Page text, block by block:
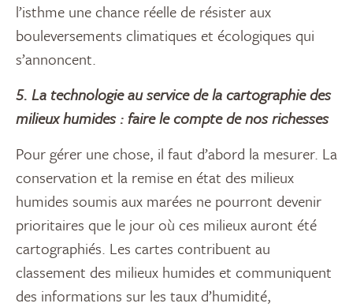
l’isthme une chance réelle de résister aux
bouleversements climatiques et écologiques qui
s’annoncent.
5. La technologie au service de la cartographie des
milieux humides : faire le compte de nos richesses
Pour gérer une chose, il faut d’abord la mesurer. La
conservation et la remise en état des milieux
humides soumis aux marées ne pourront devenir
prioritaires que le jour où ces milieux auront été
cartographiés. Les cartes contribuent au
classement des milieux humides et communiquent
des informations sur les taux d’humidité,